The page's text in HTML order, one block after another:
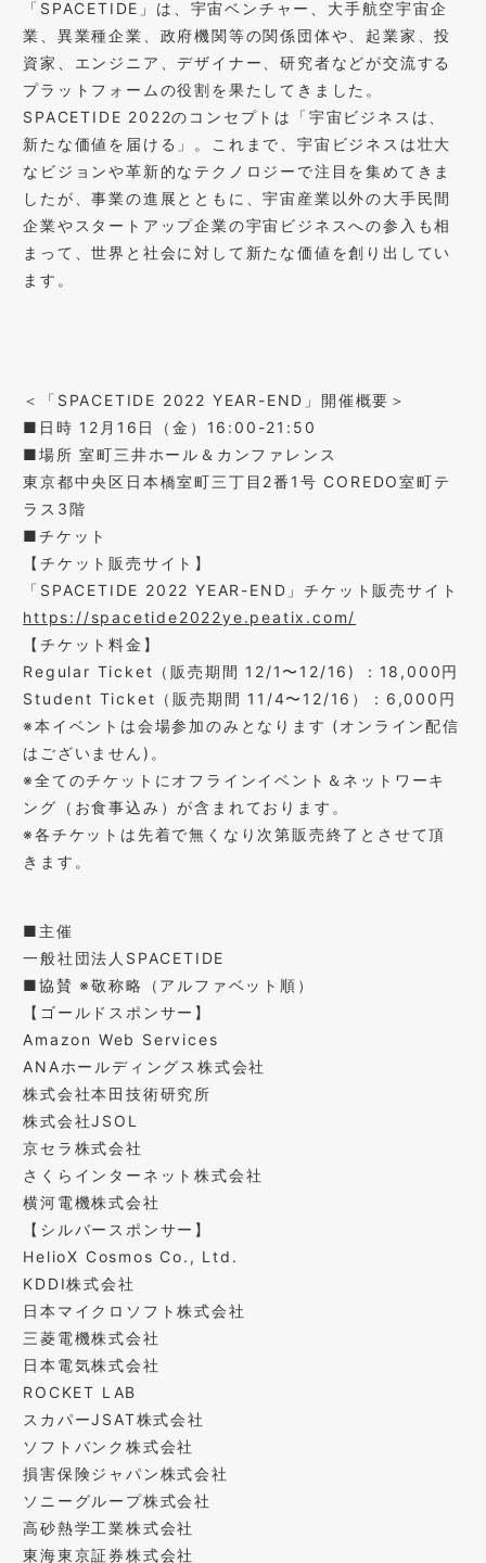
「SPACETIDE」は、宇宙ベンチャー、⼤⼿航空宇宙企
業、異業種企業、政府機関等の関係団体や、起業家、投
資家、エンジニア、デザイナー、研究者などが交流する
プラットフォームの役割を果たしてきました。
SPACETIDE 2022のコンセプトは「宇宙ビジネスは、
新たな価値を届ける」。これまで、宇宙ビジネスは壮⼤
なビジョンや⾰新的なテクノロジーで注⽬を集めてきま
したが、事業の進展とともに、宇宙産業以外の⼤⼿⺠間
企業やスタートアップ企業の宇宙ビジネスへの参⼊も相
まって、世界と社会に対して新たな価値を創り出してい
ます。
＜「SPACETIDE 2022 YEAR-END」開催概要＞
■⽇時 12⽉16⽇（⾦）16:00-21:50
■場所 室町三井ホール＆カンファレンス
東京都中央区⽇本橋室町三丁⽬2番1号 COREDO室町テ
ラス3階
■チケット
【チケット販売サイト】
「SPACETIDE 2022 YEAR-END」チケット販売サイト
https://spacetide2022ye.peatix.com/
【チケット料⾦】
Regular Ticket（販売期間 12/1〜12/16) ：18,000円
Student Ticket（販売期間 11/4〜12/16）：6,000円
※本イベントは会場参加のみとなります (オンライン配信
はございません)。
※全てのチケットにオフラインイベント＆ネットワーキ
ング（お⾷事込み）が含まれております。
※各チケットは先着で無くなり次第販売終了とさせて頂
きます。
■主催
⼀般社団法⼈SPACETIDE
■協賛 ※敬称略（アルファベット順）
【ゴールドスポンサー】
Amazon Web Services
ANAホールディングス株式会社
株式会社本⽥技術研究所
株式会社JSOL
京セラ株式会社
さくらインターネット株式会社
横河電機株式会社
【シルバースポンサー】
HelioX Cosmos Co., Ltd.
KDDI株式会社
⽇本マイクロソフト株式会社
三菱電機株式会社
⽇本電気株式会社
ROCKET LAB
スカパーJSAT株式会社
ソフトバンク株式会社
損害保険ジャパン株式会社
ソニーグループ株式会社
⾼砂熱学⼯業株式会社
東海東京証券株式会社